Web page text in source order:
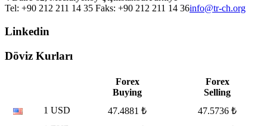
Tel: +90 212 211 14 35 Faks: +90 212 211 14 36info@tr-ch.org
Linkedin
Döviz Kurları
Forex
Buying
Forex
Selling
1 USD
47.4881 ₺
47.5736 ₺